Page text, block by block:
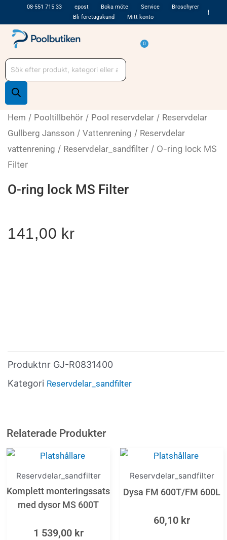
till
innehåll
08-551 715 33 epost Boka möte Service
Broschyrer
Bli företagskund
Mitt konto
0
Varukorg
Produktsökning
Hem / Pooltillbehör / Pool reservdelar / Reservdelar
Gullberg Jansson / Vattenrening / Reservdelar
vattenrening / Reservdelar_sandfilter / O-ring lock MS
Filter
O-ring lock MS Filter
141,00 kr
Produktnr GJ-R0831400
Kategori Reservdelar_sandfilter
Relaterade Produkter
Reservdelar_sandfilter
Komplett monteringssats
med dysor MS 600T
1 539,00 kr
Reservdelar_sandfilter
Dysa FM 600T/FM 600L
60,10 kr